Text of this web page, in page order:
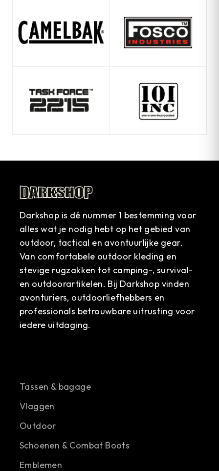
Darkshop is dé nummer 1 bestemming voor
alles wat je nodig hebt op het gebied van
outdoor, tactical en avontuurlijke gear.
Van comfortabele outdoor kleding en
stevige rugzakken tot camping-, survival-
en outdoorartikelen. Bij Darkshop vinden
avonturiers, outdoorliefhebbers en
professionals betrouwbare uitrusting voor
iedere uitdaging.
Tassen & bagage
Vlaggen
Outdoor
Schoenen & Combat Boots
Emblemen